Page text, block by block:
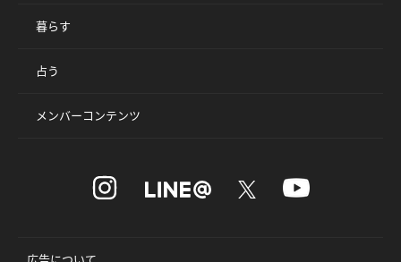
暮らす
占う
メンバーコンテンツ